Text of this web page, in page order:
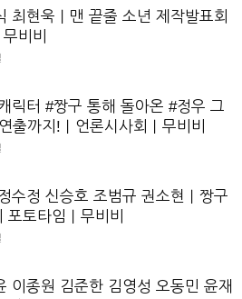
최현욱｜맨 끝줄 소년 제작발표회
비비
릭터 #짱구 통해 돌아온 #정우 그
출까지!｜언론시사회｜무비비
수정 신승호 조범규 권소현｜짱구
포토타임｜무비비
이종원 김준한 김영성 오동민 윤재